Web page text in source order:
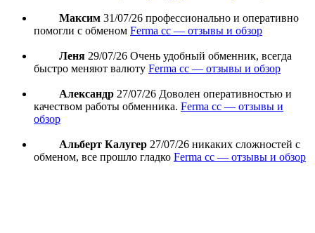
Максим 31/07/26 профессионально и оперативно
помогли с обменом Ferma cc — отзывы и обзор
Леня 29/07/26 Очень удобный обменник, всегда
быстро меняют валюту Ferma cc — отзывы и обзор
Александр 27/07/26 Доволен оперативностью и
качеством работы обменника. Ferma cc — отзывы и
обзор
Альберт Калугер 27/07/26 никаких сложностей с
обменом, все прошло гладко Ferma cc — отзывы и обзор